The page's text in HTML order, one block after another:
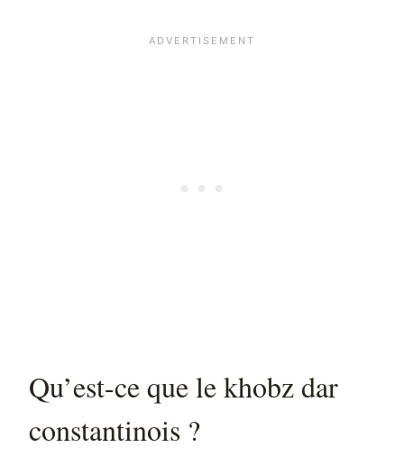
Qu’est-ce que le khobz dar
constantinois ?